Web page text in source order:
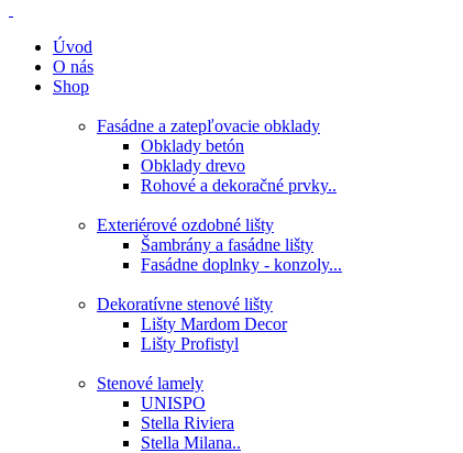
Úvod
O nás
Shop
Fasádne a zatepľovacie obklady
Obklady betón
Obklady drevo
Rohové a dekoračné prvky..
Exteriérové ozdobné lišty
Šambrány a fasádne lišty
Fasádne doplnky - konzoly...
Dekoratívne stenové lišty
Lišty Mardom Decor
Lišty Profistyl
Stenové lamely
UNISPO
Stella Riviera
Stella Milana..